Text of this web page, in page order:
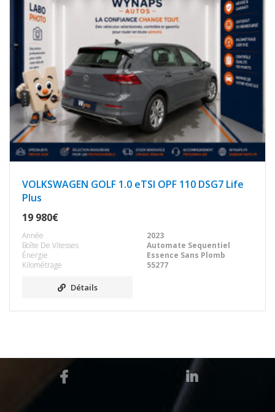
VOLKSWAGEN GOLF 1.0 eTSI OPF 110 DSG7 Life
Plus
19 980€
Année
2023
Boîte De Vitesses
Automate Sequentiel
Énergie
Essence Sans Plomb
Kilométrage
55277
Détails